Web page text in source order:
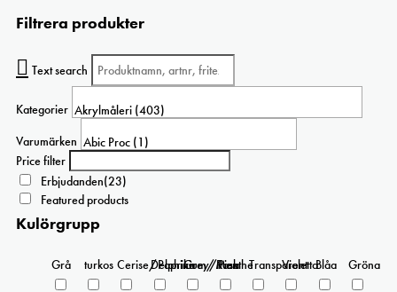
Filtrera produkter
Text search
Kategorier
Varumärken
Price filter
Erbjudanden(23)
Featured products
Kulörgrupp
Grå turkos Cerise/Paprika
Delphinium/Menthe
Grey/Pink
Rosa Transparent
ViolettaBlåa Gröna